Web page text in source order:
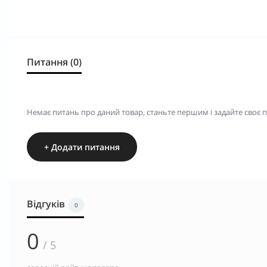
Питання (0)
Немає питань про даний товар, станьте першим і задайте своє
+ Додати питання
Відгуків 0
0 / 5